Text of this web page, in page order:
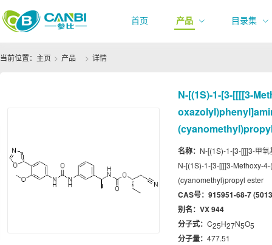
首页 产品 目录集
当前位置： 主页 产品 详情
N-[(1S)-1-[3-[[[[3-
名称： N-[(1S)-1-[3-[[[[3-甲
N-[(1S)-1-[3-[[[[3-Methoxy-
(cyanomethyl)propyl ester
CAS号： 915951-68-7
别名： VX 944
分子式： C25H27N5O5
分子量： 477.51